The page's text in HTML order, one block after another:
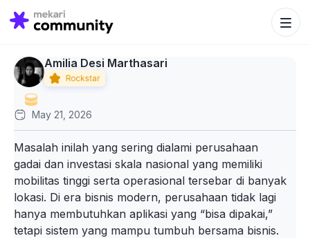
Search
for:
Search
Amilia Desi Marthasari
May 21, 2026
Masalah inilah yang sering dialami perusahaan
gadai dan investasi skala nasional yang memiliki
mobilitas tinggi serta operasional tersebar di banyak
lokasi. Di era bisnis modern, perusahaan tidak lagi
hanya membutuhkan aplikasi yang “bisa dipakai,”
tetapi sistem yang mampu tumbuh bersama bisnis.